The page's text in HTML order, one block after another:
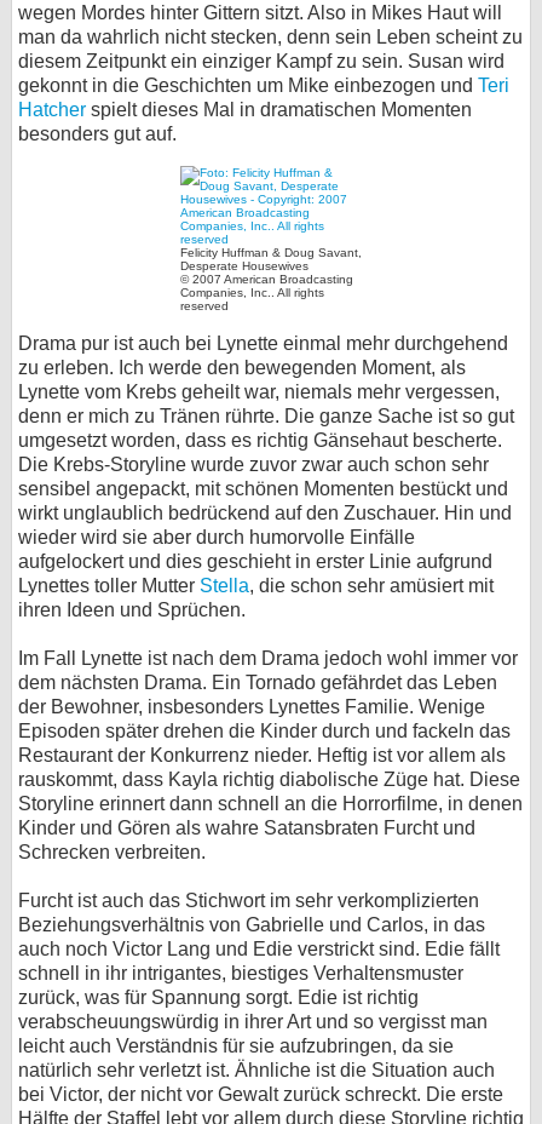
wegen Mordes hinter Gittern sitzt. Also in Mikes Haut will
man da wahrlich nicht stecken, denn sein Leben scheint zu
diesem Zeitpunkt ein einziger Kampf zu sein. Susan wird
gekonnt in die Geschichten um Mike einbezogen und Teri
Hatcher spielt dieses Mal in dramatischen Momenten
besonders gut auf.
Felicity Huffman & Doug Savant,
Desperate Housewives
© 2007 American Broadcasting
Companies, Inc.. All rights
reserved
Drama pur ist auch bei Lynette einmal mehr durchgehend
zu erleben. Ich werde den bewegenden Moment, als
Lynette vom Krebs geheilt war, niemals mehr vergessen,
denn er mich zu Tränen rührte. Die ganze Sache ist so gut
umgesetzt worden, dass es richtig Gänsehaut bescherte.
Die Krebs-Storyline wurde zuvor zwar auch schon sehr
sensibel angepackt, mit schönen Momenten bestückt und
wirkt unglaublich bedrückend auf den Zuschauer. Hin und
wieder wird sie aber durch humorvolle Einfälle
aufgelockert und dies geschieht in erster Linie aufgrund
Lynettes toller Mutter Stella, die schon sehr amüsiert mit
ihren Ideen und Sprüchen.
Im Fall Lynette ist nach dem Drama jedoch wohl immer vor
dem nächsten Drama. Ein Tornado gefährdet das Leben
der Bewohner, insbesonders Lynettes Familie. Wenige
Episoden später drehen die Kinder durch und fackeln das
Restaurant der Konkurrenz nieder. Heftig ist vor allem als
rauskommt, dass Kayla richtig diabolische Züge hat. Diese
Storyline erinnert dann schnell an die Horrorfilme, in denen
Kinder und Gören als wahre Satansbraten Furcht und
Schrecken verbreiten.
Furcht ist auch das Stichwort im sehr verkomplizierten
Beziehungsverhältnis von Gabrielle und Carlos, in das
auch noch Victor Lang und Edie verstrickt sind. Edie fällt
schnell in ihr intrigantes, biestiges Verhaltensmuster
zurück, was für Spannung sorgt. Edie ist richtig
verabscheuungswürdig in ihrer Art und so vergisst man
leicht auch Verständnis für sie aufzubringen, da sie
natürlich sehr verletzt ist. Ähnliche ist die Situation auch
bei Victor, der nicht vor Gewalt zurück schreckt. Die erste
Hälfte der Staffel lebt vor allem durch diese Storyline richtig